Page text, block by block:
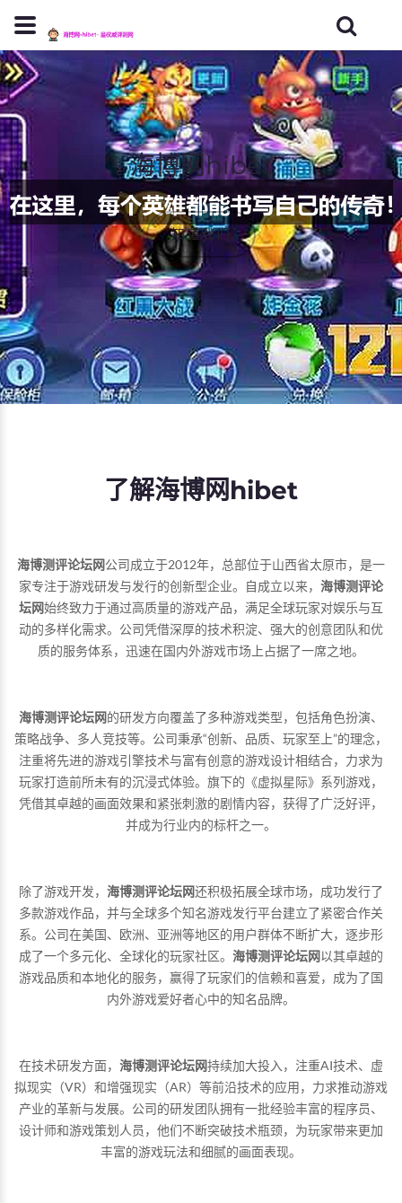
海博网hibet
知道我们
了解海博网hibet
海博测评论坛网公司成立于2012年，总部位于山西省太原市，是一
家专注于游戏研发与发行的创新型企业。自成立以来， 海博测评论
坛网始终致力于通过高质量的游戏产品，满足全球玩家对娱乐与互
动的多样化需求。公司凭借深厚的技术积淀、强大的创意团队和优
质的服务体系，迅速在国内外游戏市场上占据了一席之地。
海博测评论坛网的研发方向覆盖了多种游戏类型，包括角色扮演、
策略战争、多人竞技等。公司秉承“创新、品质、玩家至上”的理念，
注重将先进的游戏引擎技术与富有创意的游戏设计相结合，力求为
玩家打造前所未有的沉浸式体验。旗下的《虚拟星际》系列游戏，
凭借其卓越的画面效果和紧张刺激的剧情内容，获得了广泛好评，
并成为行业内的标杆之一。
除了游戏开发， 海博测评论坛网还积极拓展全球市场，成功发行了
多款游戏作品，并与全球多个知名游戏发行平台建立了紧密合作关
系。公司在美国、欧洲、亚洲等地区的用户群体不断扩大，逐步形
成了一个多元化、全球化的玩家社区。 海博测评论坛网以其卓越的
游戏品质和本地化的服务，赢得了玩家们的信赖和喜爱，成为了国
内外游戏爱好者心中的知名品牌。
在技术研发方面， 海博测评论坛网持续加大投入，注重AI技术、虚
拟现实（VR）和增强现实（AR）等前沿技术的应用，力求推动游戏
产业的革新与发展。公司的研发团队拥有一批经验丰富的程序员、
设计师和游戏策划人员，他们不断突破技术瓶颈，为玩家带来更加
丰富的游戏玩法和细腻的画面表现。